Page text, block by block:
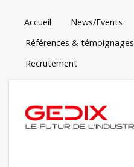
Accueil
News/Events
Références & témoignages
Recrutement